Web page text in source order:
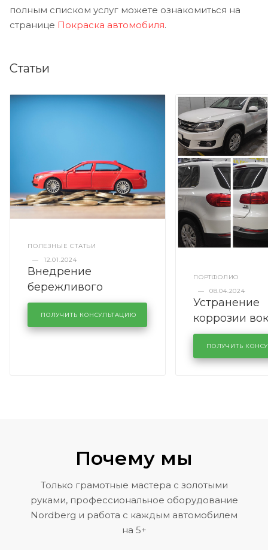
полным списком услуг можете ознакомиться на
странице Покраска автомобиля.
Статьи
ПОЛЕЗНЫЕ СТАТЬИ
—
12.01.2024
Внедрение
бережливого
производства в
кузовном сервисе
KUTUZOVV
ПОЛУЧИТЬ КОНСУЛЬТАЦИЮ
ПОРТФОЛИО
—
08.04.2024
Устранение
коррозии
лобового
районе
Volkswagen
ПОЛУЧИТЬ
Почему мы
Только грамотные мастера с золотыми
руками, профессиональное оборудование
Nordberg и работа с каждым автомобилем
на 5+